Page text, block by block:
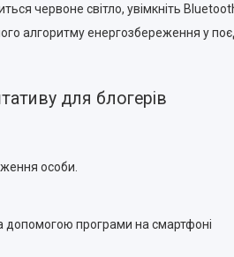
червоне світло, увімкніть
алгоритму енергозбереження у
для блогерів
особи.
допомогою програми на смартфоні